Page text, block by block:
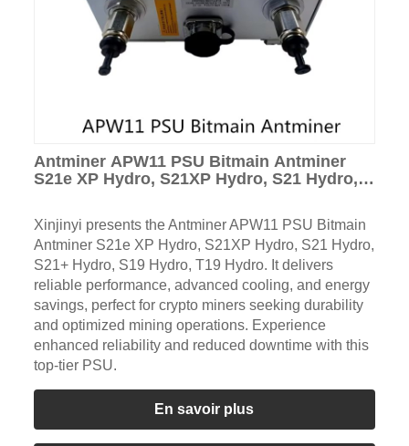
Antminer APW11 PSU Bitmain Antminer
S21e XP Hydro, S21XP Hydro, S21 Hydro,
Xinjinyi presents the Antminer APW11 PSU Bitmain
Antminer S21e XP Hydro, S21XP Hydro, S21 Hydro,
S21+ Hydro, S19 Hydro, T19 Hydro. It delivers
reliable performance, advanced cooling, and energy
savings, perfect for crypto miners seeking durability
and optimized mining operations. Experience
enhanced reliability and reduced downtime with this
top-tier PSU.
En savoir plus